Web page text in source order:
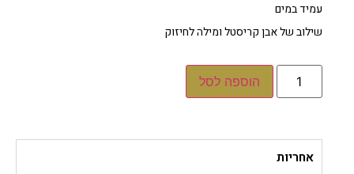
עמיד במים
שילוב של אבן קריסטל ומילה לחיזוק
הוספה לסל
אחריות